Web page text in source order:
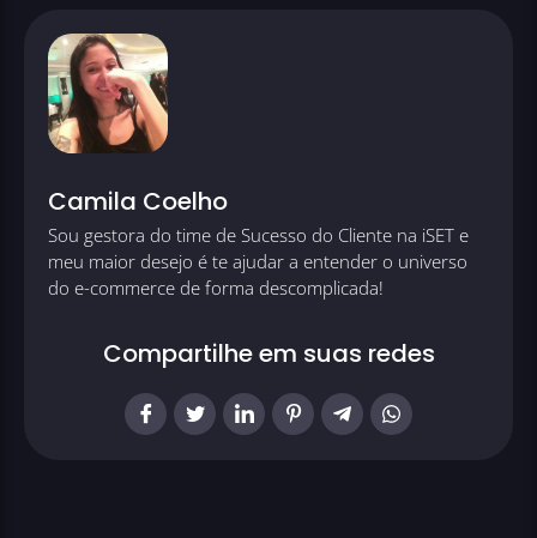
Camila Coelho
Sou gestora do time de Sucesso do Cliente na iSET e
meu maior desejo é te ajudar a entender o universo
do e-commerce de forma descomplicada!
Compartilhe em suas redes